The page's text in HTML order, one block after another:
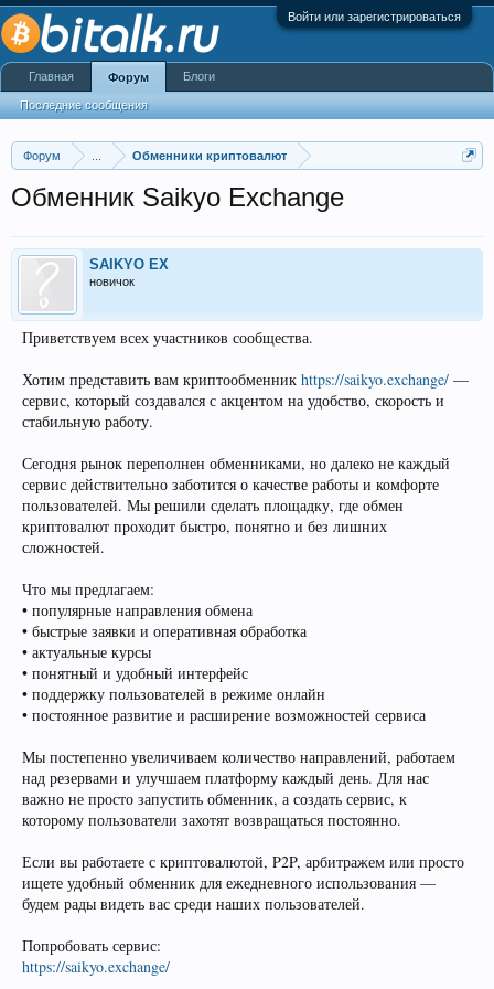
Войти или зарегистрироваться
Форум Обменники криптовалют
Обменник Saikyo Exchange
SAIKYO EX
новичок
Приветствуем всех участников сообщества.
Хотим представить вам криптообменник https://saikyo.exchange/ —
сервис, который создавался с акцентом на удобство, скорость и
стабильную работу.
Сегодня рынок переполнен обменниками, но далеко не каждый
сервис действительно заботится о качестве работы и комфорте
пользователей. Мы решили сделать площадку, где обмен
криптовалют проходит быстро, понятно и без лишних
сложностей.
Что мы предлагаем:
• популярные направления обмена
• быстрые заявки и оперативная обработка
• актуальные курсы
• понятный и удобный интерфейс
• поддержку пользователей в режиме онлайн
• постоянное развитие и расширение возможностей сервиса
Мы постепенно увеличиваем количество направлений, работаем
над резервами и улучшаем платформу каждый день. Для нас
важно не просто запустить обменник, а создать сервис, к
которому пользователи захотят возвращаться постоянно.
Если вы работаете с криптовалютой, P2P, арбитражем или просто
ищете удобный обменник для ежедневного использования —
будем рады видеть вас среди наших пользователей.
Попробовать сервис:
https://saikyo.exchange/
Главная Форум
Последние сообщения
Блоги